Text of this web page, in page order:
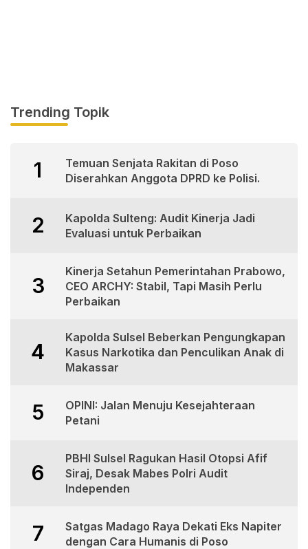
Trending Topik
1
Temuan Senjata Rakitan di Poso
Diserahkan Anggota DPRD ke Polisi.
2
Kapolda Sulteng: Audit Kinerja Jadi
Evaluasi untuk Perbaikan
3
Kinerja Setahun Pemerintahan Prabowo,
CEO ARCHY: Stabil, Tapi Masih Perlu
Perbaikan
4
Kapolda Sulsel Beberkan Pengungkapan
Kasus Narkotika dan Penculikan Anak di
Makassar
5
OPINI: Jalan Menuju Kesejahteraan
Petani
6
PBHI Sulsel Ragukan Hasil Otopsi Afif
Siraj, Desak Mabes Polri Audit
Independen
7
Satgas Madago Raya Dekati Eks Napiter
dengan Cara Humanis di Poso